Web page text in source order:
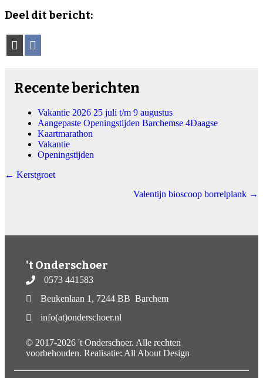
Deel dit bericht:
Share
on
Recente berichten
Vakantie 2026 25 juli t/m 9 augustus
Aangepaste Openingstijden Barchemse 4Daagse
Kaartmarathon
Vakantie
Openingstijden
Posts
← Kerstgroet
Valentijn bioscoop borrelplank →
't Onderschoer
0573 441583
Beukenlaan 1, 7244 BB Barchem
info(at)onderschoer.nl
© 2017-2026 't Onderschoer. Alle rechten
voorbehouden. Realisatie: All About Design